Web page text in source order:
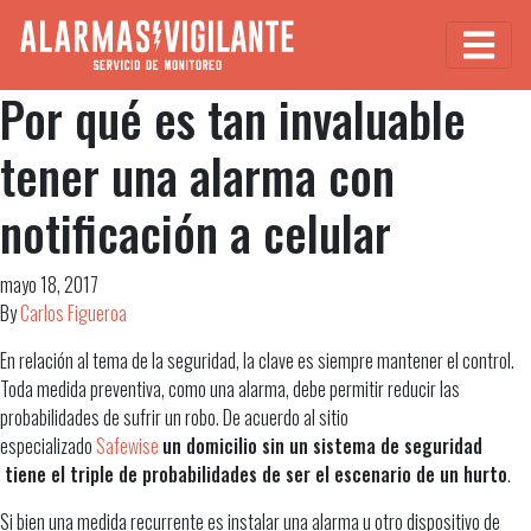
Por qué es tan invaluable
tener una alarma con
notificación a celular
mayo 18, 2017
ByCarlos Figueroa
En relación al tema de la seguridad, la clave es siempre mantener el control.
Toda medida preventiva, como una alarma, debe permitir reducir las
probabilidades de sufrir un robo. De acuerdo al sitio
especializado Safewise un domicilio sin un sistema de seguridad
tiene el triple de probabilidades de ser el escenario de un hurto.
Si bien una medida recurrente es instalar una alarma u otro dispositivo de